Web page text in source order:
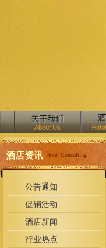
酒店资讯 Hotel Consulting
公告通知
促销活动
酒店新闻
行业热点